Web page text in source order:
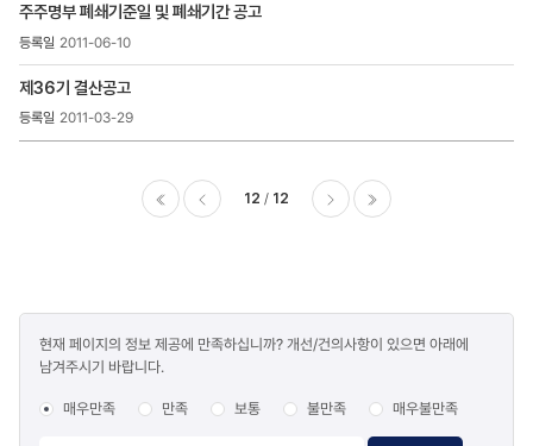
>
공시자료
>
상법상
공고
조회수
주주명부 폐쇄기준일 및 폐쇄기간 공고
2011-06-10
제36기 결산공고
2011-03-29
12 12
만족도
조사
현재 페이지의 정보 제공에 만족하십니까? 개선/건의사항이 있으면 아래에
남겨주시기 바랍니다.
매우만족 만족 보통 불만족 매우불만족